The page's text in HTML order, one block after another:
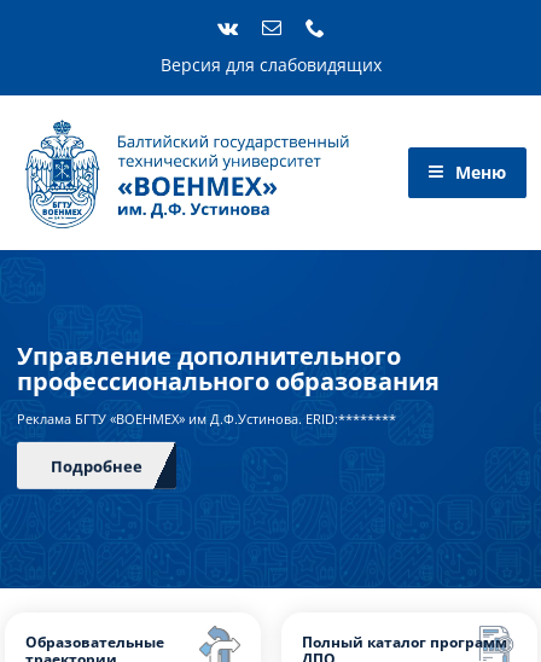
Версия для слабовидящих
Управление дополнительного
профессионального образования
Реклама БГТУ «ВОЕНМЕХ» им Д.Ф.Устинова. ERID:********
Подробнее